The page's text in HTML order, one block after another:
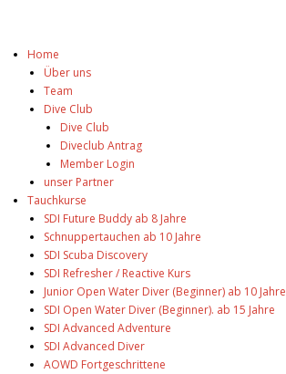
Home
Über uns
Team
Dive Club
Dive Club
Diveclub Antrag
Member Login
unser Partner
Tauchkurse
SDI Future Buddy ab 8 Jahre
Schnuppertauchen ab 10 Jahre
SDI Scuba Discovery
SDI Refresher / Reactive Kurs
Junior Open Water Diver (Beginner) ab 10 Jahre
SDI Open Water Diver (Beginner). ab 15 Jahre
SDI Advanced Adventure
SDI Advanced Diver
AOWD Fortgeschrittene